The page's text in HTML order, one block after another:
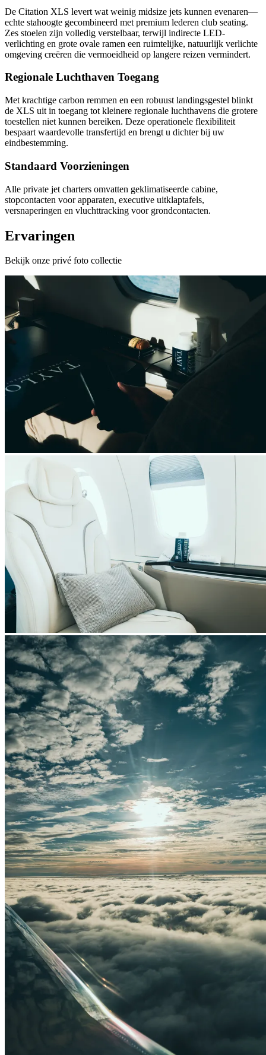
De Citation XLS levert wat weinig midsize jets kunnen evenaren—
echte stahoogte gecombineerd met premium lederen club seating.
Zes stoelen zijn volledig verstelbaar, terwijl indirecte LED-
verlichting en grote ovale ramen een ruimtelijke, natuurlijk verlichte
omgeving creëren die vermoeidheid op langere reizen vermindert.
Regionale Luchthaven Toegang
Met krachtige carbon remmen en een robuust landingsgestel blinkt
de XLS uit in toegang tot kleinere regionale luchthavens die grotere
toestellen niet kunnen bereiken. Deze operationele flexibiliteit
bespaart waardevolle transfertijd en brengt u dichter bij uw
eindbestemming.
Standaard Voorzieningen
Alle private jet charters omvatten geklimatiseerde cabine,
stopcontacten voor apparaten, executive uitklaptafels,
versnaperingen en vluchttracking voor grondcontacten.
Ervaringen
Bekijk onze privé foto collectie